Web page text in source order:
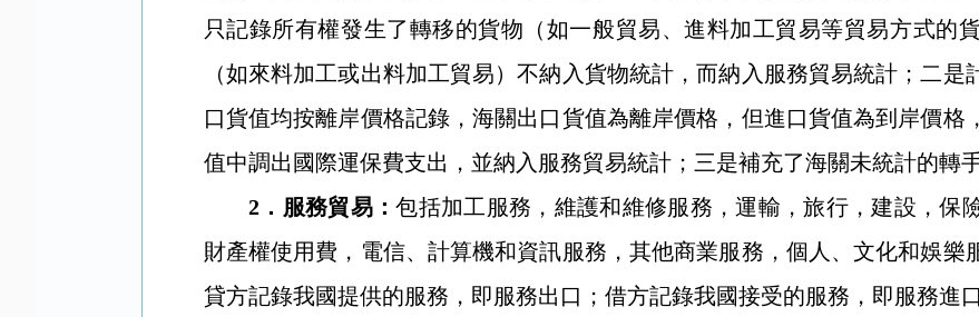
只記錄所有權發生了轉移的貨物（如一般貿易、進料加工貿易等貿易方式的
（如來料加工或出料加工貿易）不納入貨物統計，而納入服務貿易統計；二是
口貨值均按離岸價格記錄，海關出口貨值為離岸價格，但進口貨值為到岸價格
值中調出國際運保費支出，並納入服務貿易統計；三是補充了海關未統計的轉
2． 服務貿易：包括加工服務，維護和維修服務，運輸，旅行，建設，保
財產權使用費，電信、計算機和資訊服務，其他商業服務，個人、文化和娛樂
貸方記錄我國提供的服務，即服務出口；借方記錄我國接受的服務，即服務進口